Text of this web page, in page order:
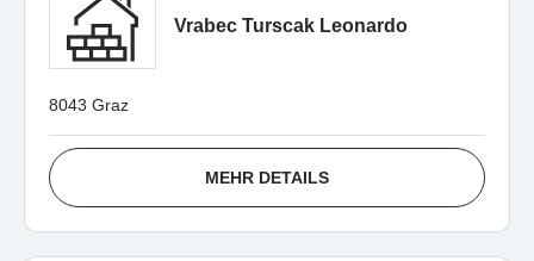
Vrabec Turscak Leonardo
8043 Graz
MEHR DETAILS